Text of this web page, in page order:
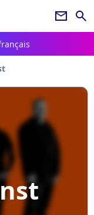
newsletter search